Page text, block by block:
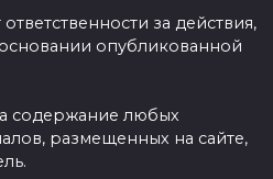
за действия,
опубликованной
содержание любых
размещенных на сайте,